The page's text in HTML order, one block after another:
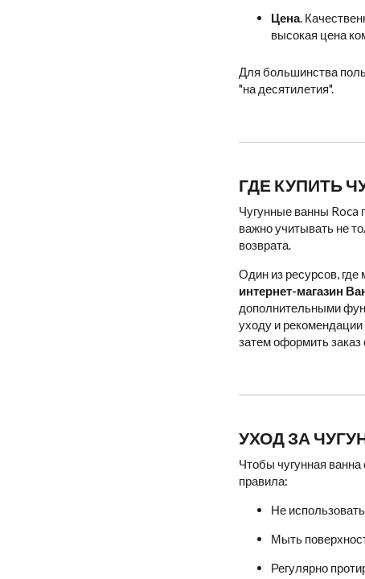
Цена.
высокая цена
Для большинства
"на десятилетия".
ГДЕ КУПИТЬ
Чугунные ванны Roca
важно учитывать не
возврата.
Один из ресурсов,
интернет-магазин
дополнительными
уходу и рекомендации
затем оформить заказ
УХОД ЗА
Чтобы чугунная
правила:
Не
Мыть
Регулярно